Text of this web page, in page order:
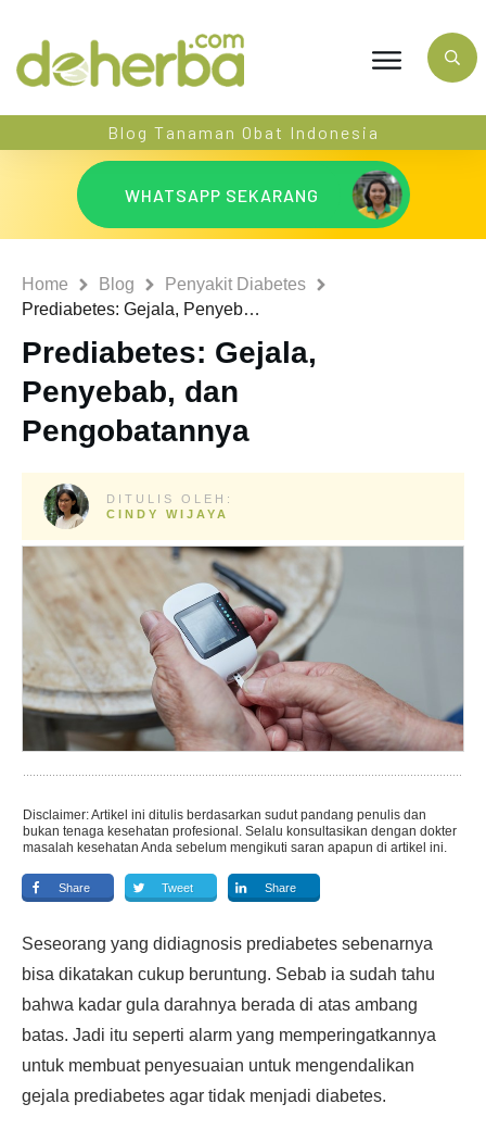
Blog Tanaman Obat Indonesia
WHATSAPP SEKARANG
Home Blog
Penyakit Diabetes
Prediabetes: Gejala, Penyebab, dan Pengobatannya
Prediabetes: Gejala,
Penyebab, dan
Pengobatannya
DITULIS OLEH:
CINDY WIJAYA
Disclaimer: Artikel ini ditulis berdasarkan sudut pandang penulis dan
bukan tenaga kesehatan profesional. Selalu konsultasikan dengan dokter
masalah kesehatan Anda sebelum mengikuti saran apapun di artikel ini.
Share Tweet Share
Seseorang yang didiagnosis prediabetes sebenarnya
bisa dikatakan cukup beruntung. Sebab ia sudah tahu
bahwa kadar gula darahnya berada di atas ambang
batas. Jadi itu seperti alarm yang memperingatkannya
untuk membuat penyesuaian untuk mengendalikan
gejala prediabetes agar tidak menjadi diabetes.